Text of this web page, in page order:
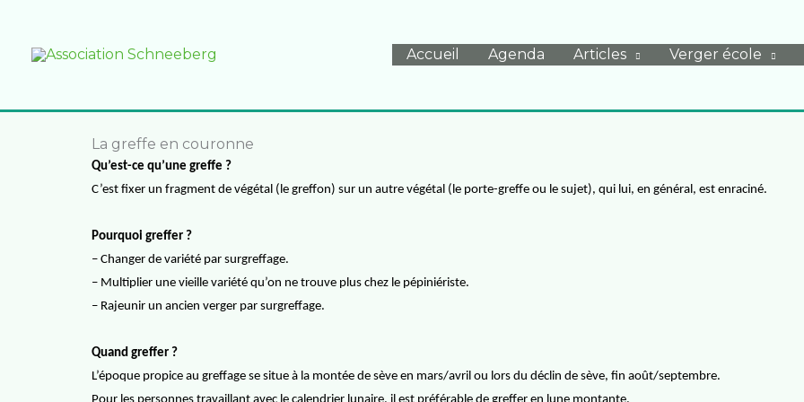
contenu
Accueil Agenda Articles Verger école
La greffe en couronne
Qu’est-ce qu’une greffe ?
C’est fixer un fragment de végétal (le greffon) sur un autre végétal (le porte-greffe ou le sujet), qui lui, en général, est enraciné.
Pourquoi greffer ?
– Changer de variété par surgreffage.
– Multiplier une vieille variété qu’on ne trouve plus chez le pépiniériste.
– Rajeunir un ancien verger par surgreffage.
Quand greffer ?
L’époque propice au greffage se situe à la montée de sève en mars/avril ou lors du déclin de sève, fin août/septembre.